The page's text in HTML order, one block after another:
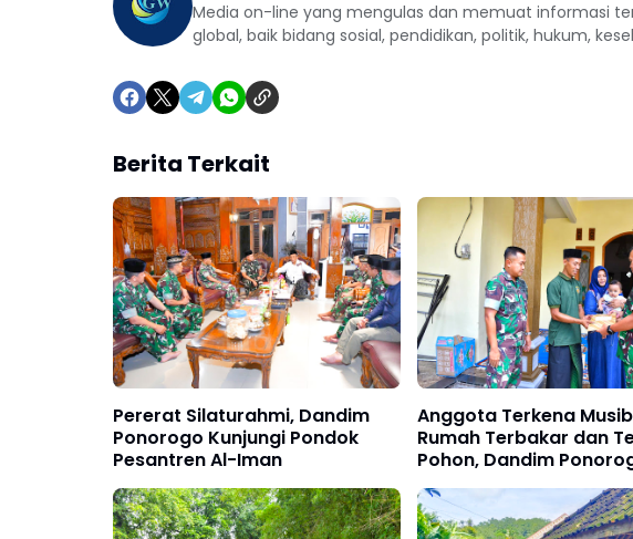
Media on-line yang mengulas dan memuat informasi
global, baik bidang sosial, pendidikan, politik, hukum,
Berita Terkait
Pererat Silaturahmi, Dandim
Ponorogo Kunjungi Pondok
Pesantren Al-Iman
Anggota Terkena
Rumah Terbakar dan
Pohon, Dandim
Cepat Tanggap Berikan
Bantuan